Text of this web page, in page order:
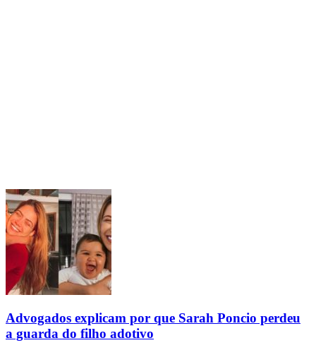
Advogados explicam por que Sarah Poncio perdeu
a guarda do filho adotivo